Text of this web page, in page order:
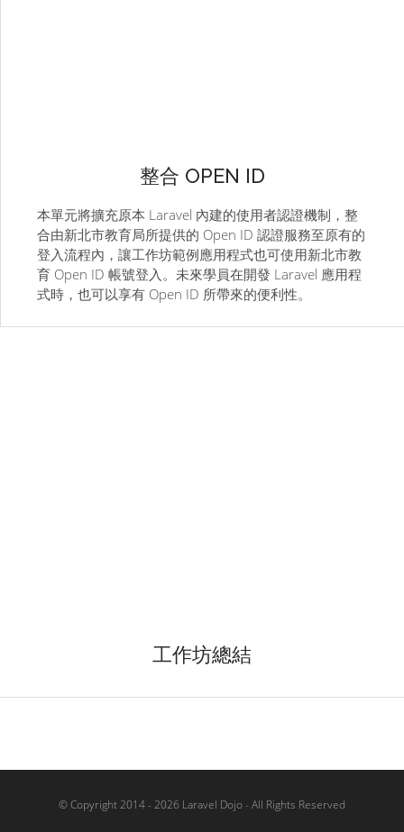
整合 OPEN ID
本單元將擴充原本 Laravel 內建的使用者認證機制，整
合由新北市教育局所提供的 Open ID 認證服務至原有的
登入流程內，讓工作坊範例應用程式也可使用新北市教
育 Open ID 帳號登入。未來學員在開發 Laravel 應用程
式時，也可以享有 Open ID 所帶來的便利性。
工作坊總結
© Copyright 2014 - 2026 Laravel Dojo - All Rights Reserved